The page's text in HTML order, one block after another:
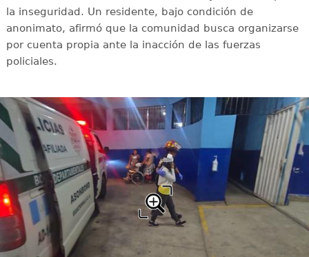
la inseguridad. Un residente, bajo condición de
anonimato, afirmó que la comunidad busca organizarse
por cuenta propia ante la inacción de las fuerzas
policiales.